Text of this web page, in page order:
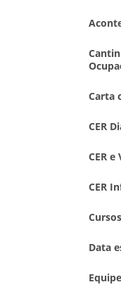
Carta
CER
CER e
CER
Cursos
Data
Equipe